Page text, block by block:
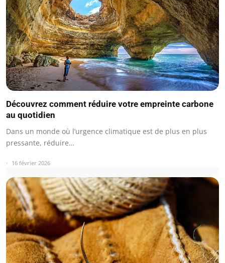
Découvrez comment réduire votre empreinte carbone
au quotidien
Dans un monde où l’urgence climatique est de plus en plus
pressante, réduire…
16 février 2026